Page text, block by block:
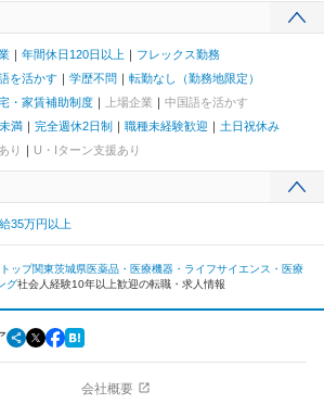
年間休日120日以上
フレックス勤務
を活かす 学歴不問
転勤なし（勤務地限定）
・家賃補助制度 上場企業
中国語を活かす
満 完全週休2日制 職種未経験歓迎
土日祝休み
り U・Iターン支援あり
35万円以上
ップ関東茨城県医薬品・医療機器・ライフサイエンス・医療
グ社会人経験10年以上歓迎の転職・求人情報
会社概要